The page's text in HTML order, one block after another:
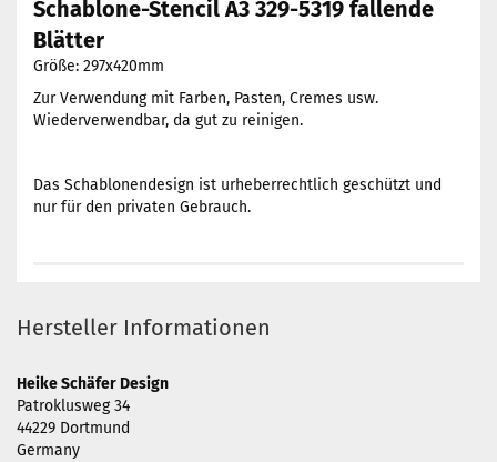
Schablone-Stencil A3 329-5319 fallende
Blätter
Größe: 297x420mm
Zur Verwendung mit Farben, Pasten, Cremes usw.
Wiederverwendbar, da gut zu reinigen.
Das Schablonendesign ist urheberrechtlich geschützt und
nur für den privaten Gebrauch.
Hersteller Informationen
Heike Schäfer Design
Patroklusweg 34
44229 Dortmund
Germany